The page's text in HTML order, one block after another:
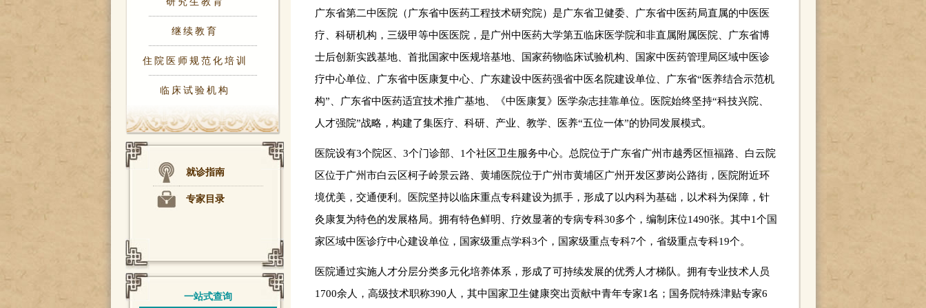
继续教育
住院医师规范化培训
临床试验机构
就诊指南
专家目录
一站式查询
广东省第二中医院（广东省中医药工程技术研究院）是广东省卫健委、广东省中医药局直属的中医医
疗、科研机构，三级甲等中医医院，是广州中医药大学第五临床医学院和非直属附属医院、广东省博
士后创新实践基地、首批国家中医规培基地、国家药物临床试验机构、国家中医药管理局区域中医诊
疗中心单位、广东省中医康复中心、广东建设中医药强省中医名院建设单位、广东省“医养结合示范机
构”、广东省中医药适宜技术推广基地、《中医康复》医学杂志挂靠单位。医院始终坚持“科技兴院、
人才强院”战略，构建了集医疗、科研、产业、教学、医养“五位一体”的协同发展模式。
医院设有3个院区、3个门诊部、1个社区卫生服务中心。总院位于广东省广州市越秀区恒福路、白云院
区位于广州市白云区柯子岭景云路、黄埔医院位于广州市黄埔区广州开发区萝岗公路街，医院附近环
境优美，交通便利。医院坚持以临床重点专科建设为抓手，形成了以内科为基础，以术科为保障，针
灸康复为特色的发展格局。拥有特色鲜明、疗效显著的专病专科30多个，编制床位1490张。其中1个国
家区域中医诊疗中心建设单位，国家级重点学科3个，国家级重点专科7个，省级重点专科19个。
医院通过实施人才分层分类多元化培养体系，形成了可持续发展的优秀人才梯队。拥有专业技术人员
1700余人，高级技术职称390人，其中国家卫生健康突出贡献中青年专家1名；国务院特殊津贴专家6